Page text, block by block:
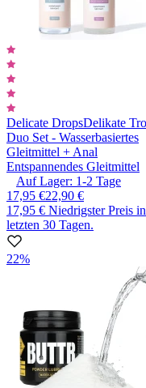
Delicate DropsDelikate
Duo Set - Wasserbasiertes
Gleitmittel + Anal
Entspannendes Gleitmittel
Auf Lager: 1-2 Tage
17,95 €22,90 €
17,95 € Niedrigster Preis
letzten 30 Tagen.
22%